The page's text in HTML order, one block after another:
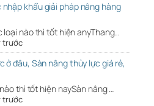
nhập khẩu giải pháp nâng hàng
nào thì tốt hiện anyThang…
trước
ở đâu, Sàn nâng thủy lực giá rẻ,
thì tốt hiện naySàn nâng …
trước